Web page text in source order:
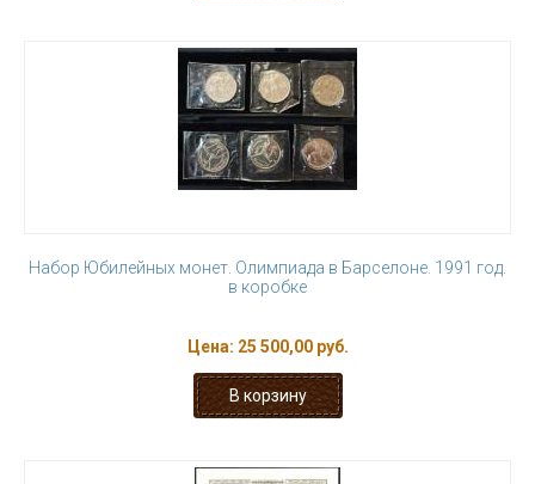
Набор Юбилейных монет. Олимпиада в Барселоне. 1991 год.
в коробке
Цена: 25 500,00 руб.